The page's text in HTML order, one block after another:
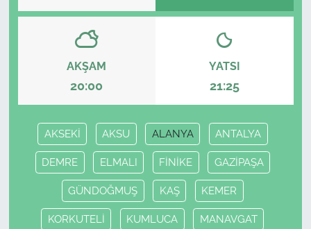
AKŞAM
20:00
YATSI
21:25
AKSEKİ AKSU ALANYA ANTALYA
DEMRE ELMALI FİNİKE GAZİPAŞA
GÜNDOĞMUŞ KAŞ KEMER
KORKUTELİ KUMLUCA MANAVGAT